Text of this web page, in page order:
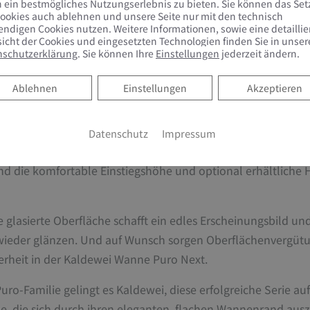
and Safety
Puro Next ist ihr extra flacher Wannenrand mit
Anmutung überzeugt und das Design der Kaldewei
eine nahtlose Integration der Kaldewei Puro Next in den
Rückenschräge mit weich auslaufendem
die komfortable Einstiegshöhe und optional erhältliche
glasierte Oberfläche schafft ein edles Erscheinungsbild
glänzen. Und auf Wunsch sorgen
in der Kaldewei Wanne Puro Next.
Familie gelingt es Kaldewei, diese erfolgreiche Serie
ein bestmögliches Nutzungserlebnis zu bieten. Sie können das
auch ablehnen und unsere Seite nur mit den technisch
Cookies nutzen. Weitere Informationen, sowie eine
der Cookies und eingesetzten Technologien finden Sie in
. Sie können Ihre Einstellungen jederzeit ändern.
Akzeptieren
Einstellungen
Ablehnen
Ablehnen
Datenschutz Impressum